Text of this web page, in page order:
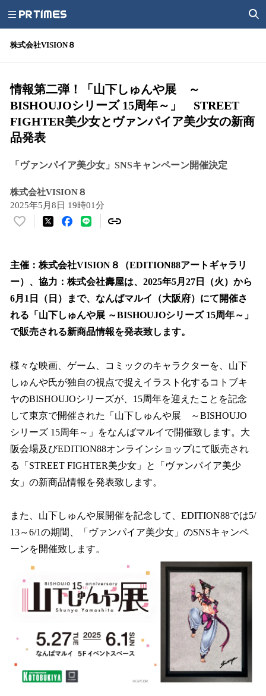
株式会社VISION８
情報第二弾！「山下しゅんや展 ～
BISHOUJOシリーズ 15周年～」 STREET
FIGHTER美少女とヴァンパイア美少女の新商
品発表
「ヴァンパイア美少女」SNSキャンペーン開催決定
株式会社VISION８
2025年5月8日 19時01分
い
！
数
を
読
み
込
み
で
主催：株式会社VISION８（EDITION88アートギャラリ
ー）、協力：株式会社壽屋は、2025年5月27日（火）から
6月1日（日）まで、なんばマルイ（大阪府）にて開催さ
れる「山下しゅんや展 ～BISHOUJOシリーズ 15周年～」
で販売される新商品情報を発表致します。
様々な映画、ゲーム、コミックのキャラクターを、山下
しゅんや氏が独自の視点で捉えイラスト化するコトブキ
ヤのBISHOUJOシリーズが、15周年を迎えたことを記念
して東京で開催された「山下しゅんや展 ～BISHOUJO
シリーズ 15周年～」をなんばマルイで開催致します。大
阪会場及びEDITION88オンラインショップにて販売され
る「STREET FIGHTER美少女」と「ヴァンパイア美少
女」の新商品情報を発表致します。
また、山下しゅんや展開催を記念して、EDITION88では5/
13～6/1の期間、「ヴァンパイア美少女」のSNSキャンペ
ーンを開催致します。